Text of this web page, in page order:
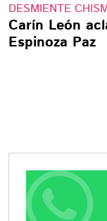
DESMIENTE
Carín León
Espinoza Paz